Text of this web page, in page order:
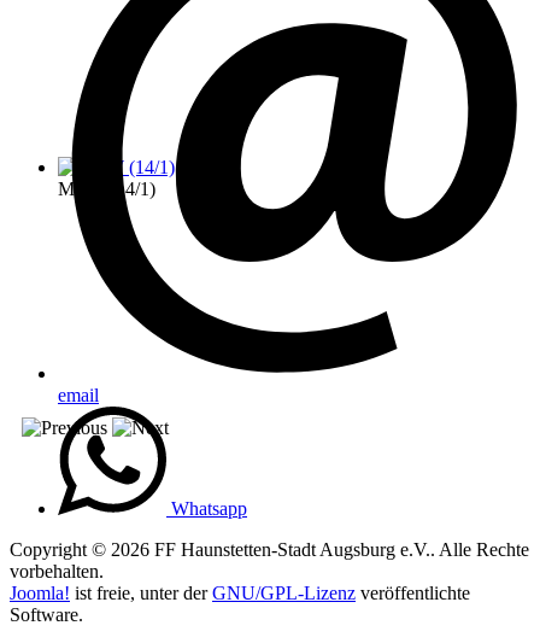
MTW (14/1)
email
Whatsapp
Copyright © 2026 FF Haunstetten-Stadt Augsburg e.V.. Alle Rechte
vorbehalten.
Joomla! ist freie, unter derGNU/GPL-Lizenz veröffentlichte
Software.